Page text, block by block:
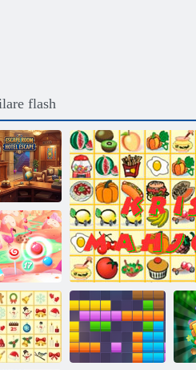
flash
Room
Escape
cu
bule